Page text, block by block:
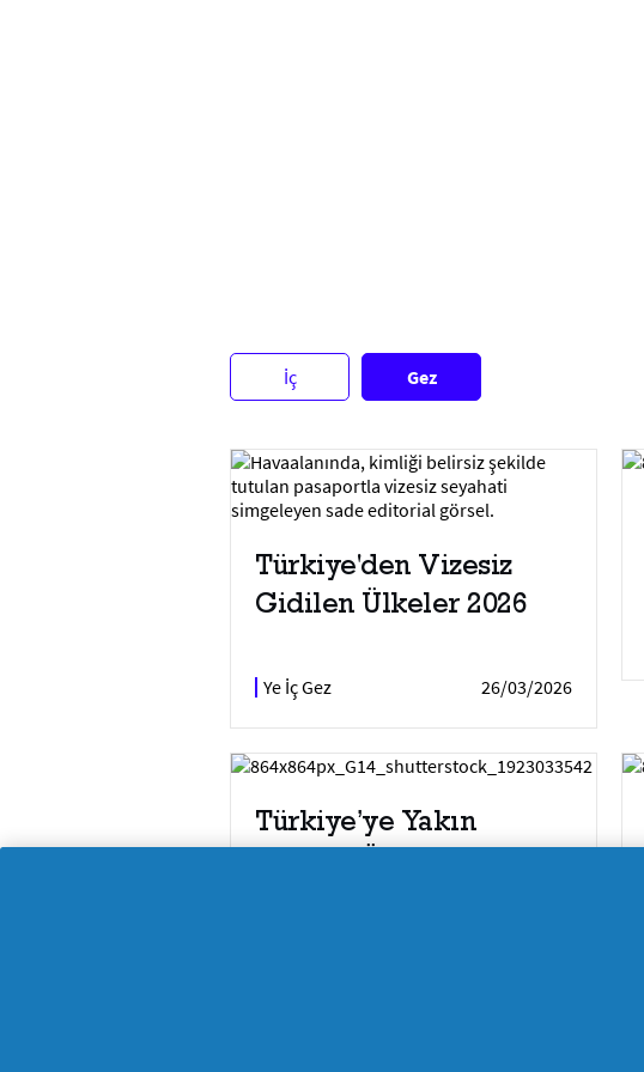
İç Gez
Türkiye'den Vizesiz
Gidilen Ülkeler 2026
Ye İç Gez 26/03/2026
Türkiye’ye Yakın
Cennet Ülkeler